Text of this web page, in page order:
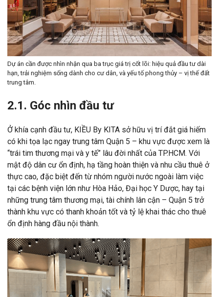
Dự án cần được nhìn nhận qua ba trục giá trị cốt lõi: hiệu quả đầu tư dài
hạn, trải nghiệm sống dành cho cư dân, và yếu tố phong thủy – vị thế đất
trung tâm.
2.1. Góc nhìn đầu tư
Ở khía cạnh đầu tư, KIỀU By KITA sở hữu vị trí đắt giá hiếm
có khi tọa lạc ngay trung tâm Quận 5 – khu vực được xem là
“trái tim thương mại và y tế” lâu đời nhất của TP.HCM. Với
mật độ dân cư ổn định, hạ tầng hoàn thiện và nhu cầu thuê ở
thực cao, đặc biệt đến từ nhóm người nước ngoài làm việc
tại các bệnh viện lớn như Hòa Hảo, Đại học Y Dược, hay tại
những trung tâm thương mại, tài chính lân cận – Quận 5 trở
thành khu vực có thanh khoản tốt và tỷ lệ khai thác cho thuê
ổn định hàng đầu nội thành.